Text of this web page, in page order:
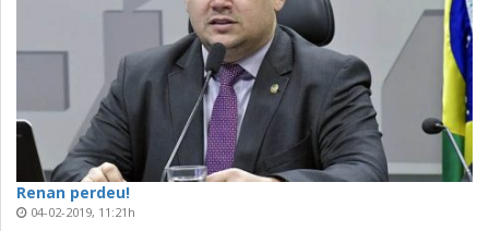
Renan perdeu!
04-02-2019, 11:21h